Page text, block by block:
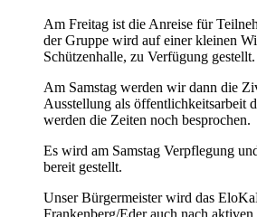
Am Freitag ist die Anreise für
der Gruppe wird auf einer kleinen
Schützenhalle, zu Verfügung gestellt.
Am Samstag werden wir dann die
Ausstellung als öffentlichkeitsarbeit
werden die Zeiten noch besprochen.
Es wird am Samstag Verpflegung
bereit gestellt.
Unser Bürgermeister wird das
Frankenberg/Eder auch nach aktiven